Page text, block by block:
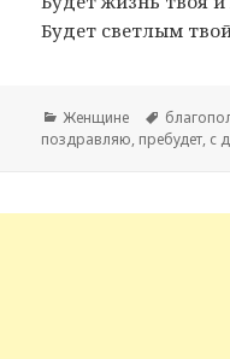
Будет светлым
Рубрики
Женщине Метки
поздравляю, пребудет, с